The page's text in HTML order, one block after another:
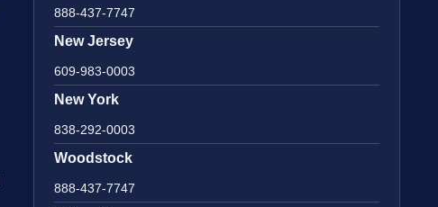
888-437-7747
New Jersey
609-983-0003
New York
838-292-0003
Woodstock
888-437-7747